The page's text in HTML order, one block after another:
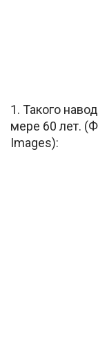
1. Такого
мере 60 лет.
Images):